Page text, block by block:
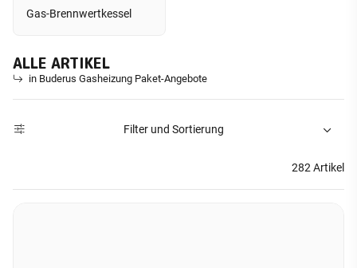
Gas-Brennwertkessel
ALLE ARTIKEL
in Buderus Gasheizung Paket-Angebote
Filter und Sortierung
282 Artikel